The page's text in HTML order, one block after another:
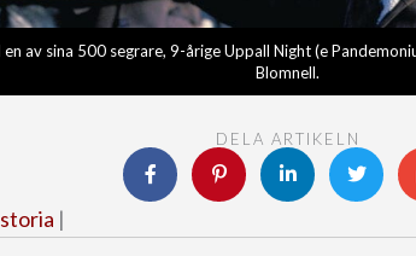
av sina 500 segrare, 9-årige Uppall Night (e
Blomnell.
DELA ARTIKELN
|